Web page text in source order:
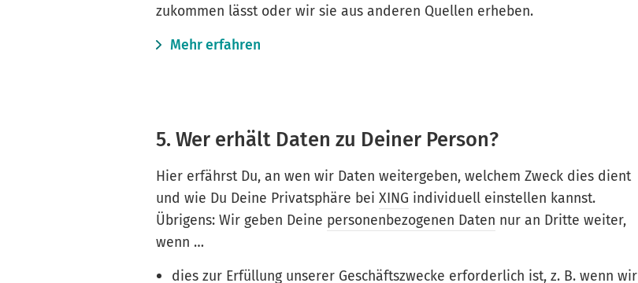
zukommen lässt oder wir sie aus anderen Quellen erheben.
Mehr erfahren
5. Wer erhält Daten zu Deiner Person?
Hier erfährst Du, an wen wir Daten weitergeben, welchem Zweck dies dient
und wie Du Deine Privatsphäre bei XING individuell einstellen kannst.
Übrigens: Wir geben Deine personenbezogenen Daten nur an Dritte weiter,
wenn …
dies zur Erfüllung unserer Geschäftszwecke erforderlich ist, z. B. wenn wir